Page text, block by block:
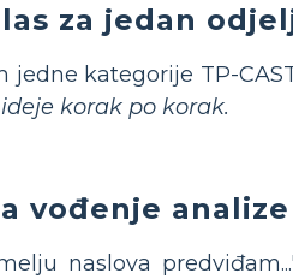
za jedan
kategorije TP-
korak po korak.
vođenje analize
naslova